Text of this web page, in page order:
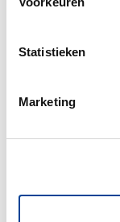
Statistieken
Marketing